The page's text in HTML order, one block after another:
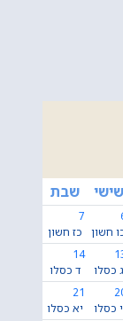
שישי שבת
חשון
7
כז חשון
ג כסלו
14
ד כסלו
י כסלו
21
יא כסלו